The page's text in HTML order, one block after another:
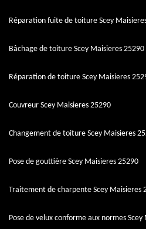
Réparation fuite de toiture Scey
Bâchage de toiture Scey Maisieres 25290
Réparation de toiture Scey Maisieres
Couvreur Scey Maisieres 25290
Changement de toiture Scey Maisieres
Pose de gouttière Scey Maisieres 25290
Traitement de charpente Scey Maisieres
Pose de velux conforme aux normes